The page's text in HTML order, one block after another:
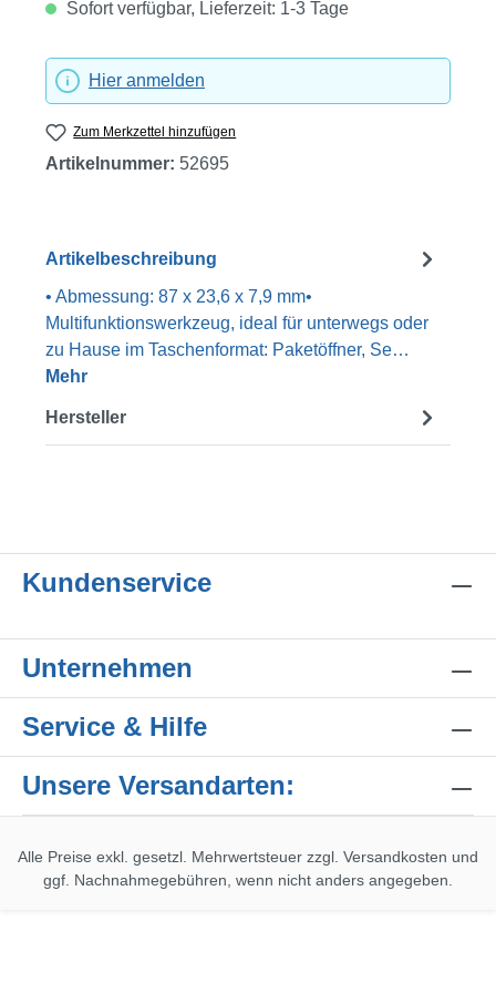
Sofort verfügbar, Lieferzeit: 1-3 Tage
Hier anmelden
Zum Merkzettel hinzufügen
Artikelnummer: 52695
Artikelbeschreibung
• Abmessung: 87 x 23,6 x 7,9 mm•
Multifunktionswerkzeug, ideal für unterwegs oder
zu Hause im Taschenformat: Paketöffner, Se…
Mehr
Hersteller
Kundenservice
Unternehmen
Service & Hilfe
Unsere Versandarten:
Alle Preise exkl. gesetzl. Mehrwertsteuer zzgl. Versandkosten und
ggf. Nachnahmegebühren, wenn nicht anders angegeben.